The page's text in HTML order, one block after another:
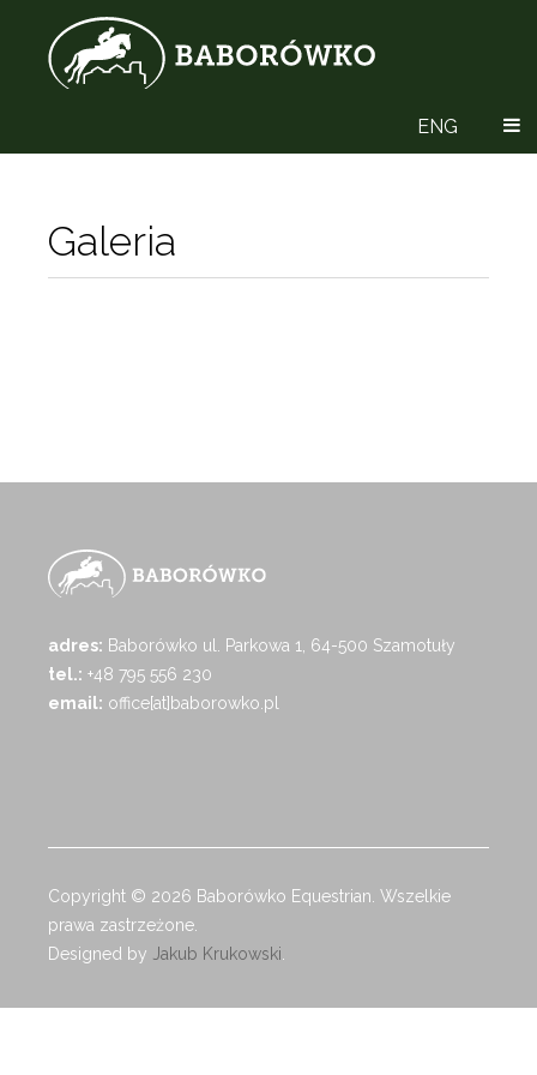
ENG
Galeria
adres: Baborówko ul. Parkowa 1, 64-500 Szamotuły
tel.: +48 795 556 230
email: office[at]baborowko.pl
Copyright © 2026 Baborówko Equestrian. Wszelkie
prawa zastrzeżone.
Designed by Jakub Krukowski